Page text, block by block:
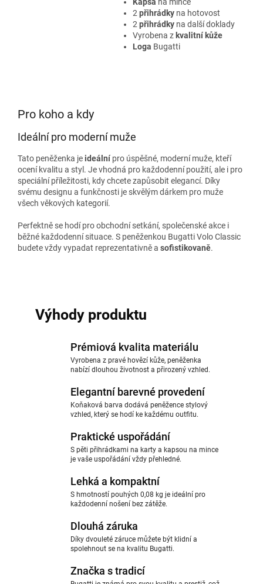
Kapsa na mince
2přihrádkyna hotovost
2přihrádkyna další doklady
Vyrobena z kvalitní kůže
Loga Bugatti
Pro koho a kdy
Ideální pro moderní muže
Tato peněženka jeideální pro úspěšné, moderní muže, kteří
ocení kvalitu a styl. Je vhodná pro každodenní použití, ale i pro
speciální příležitosti, kdy chcete zapůsobit elegancí. Díky
svému designu a funkčnosti je skvělým dárkem pro muže
všech věkových kategorií.
Perfektně se hodí pro obchodní setkání, společenské akce i
běžné každodenní situace. S peněženkou Bugatti Volo Classic
budete vždy vypadat reprezentativně a sofistikovaně.
Výhody produktu
Prémiová kvalita materiálu
Vyrobena z pravé hovězí kůže, peněženka
nabízí dlouhou životnost a přirozený vzhled.
Elegantní barevné provedení
Koňaková barva dodává peněžence stylový
vzhled, který se hodí ke každému outfitu.
Praktické uspořádání
S pěti přihrádkami na karty a kapsou na mince
je vaše uspořádání vždy přehledné.
Lehká a kompaktní
S hmotností pouhých 0,08 kg je ideální pro
každodenní nošení bez zátěže.
Dlouhá záruka
Díky dvouleté záruce můžete být klidní a
spolehnout se na kvalitu Bugatti.
Značka s tradicí